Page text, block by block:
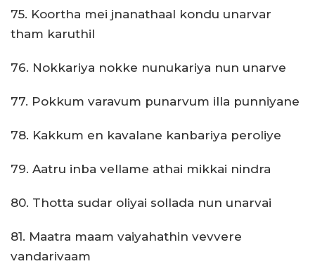
75. Koortha mei jnanathaal kondu unarvar
tham karuthil
76. Nokkariya nokke nunukariya nun unarve
77. Pokkum varavum punarvum illa punniyane
78. Kakkum en kavalane kanbariya peroliye
79. Aatru inba vellame athai mikkai nindra
80. Thotta sudar oliyai sollada nun unarvai
81. Maatra maam vaiyahathin vevvere
vandarivaam